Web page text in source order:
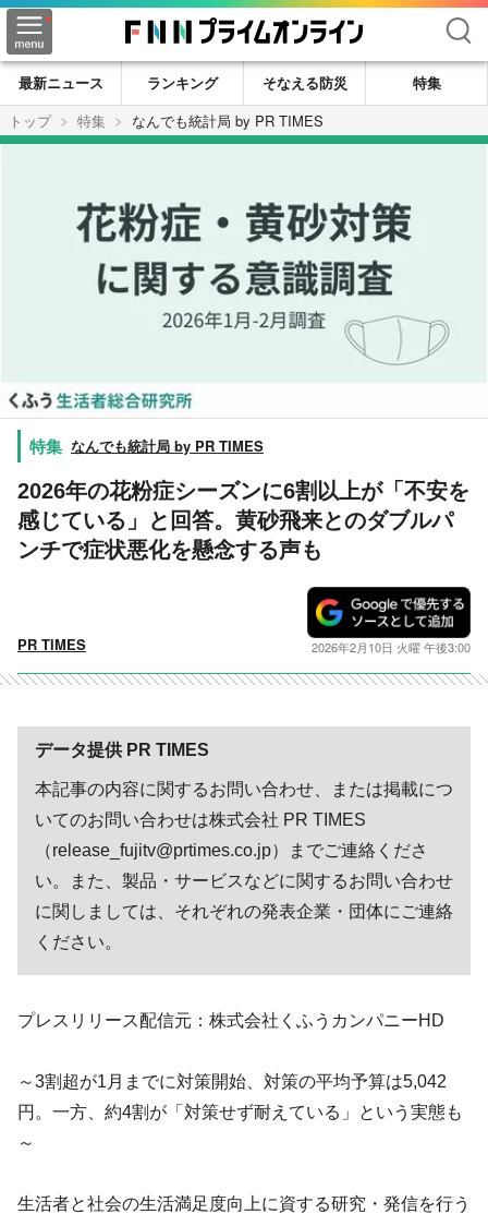
検索
最新ニュース ランキング そなえる防災
特集
トップ
特集 なんでも統計局 by PR TIMES
なんでも統計局 by PR TIMES
2026年の花粉症シーズンに6割以上が「不安を
感じている」と回答。黄砂飛来とのダブルパ
ンチで症状悪化を懸念する声も
PR TIMES 2026年2月10日 火曜 午後3:00
データ提供 PR TIMES
本記事の内容に関するお問い合わせ、または掲載につ
いてのお問い合わせは株式会社 PR TIMES
（release_fujitv@prtimes.co.jp）までご連絡くださ
い。また、製品・サービスなどに関するお問い合わせ
に関しましては、それぞれの発表企業・団体にご連絡
ください。
プレスリリース配信元：株式会社くふうカンパニーHD
～3割超が1月までに対策開始、対策の平均予算は5,042
円。一方、約4割が「対策せず耐えている」という実態も
～
生活者と社会の生活満足度向上に資する研究・発信を行う